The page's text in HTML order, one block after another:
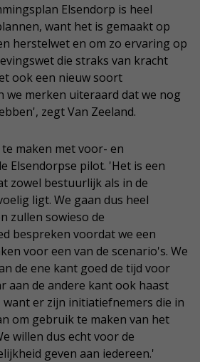
Elsendorp is heel
want het is gemaakt op
herstelwet en om zo ervaring op
die straks van kracht
ook een nieuw soort
we merken uiteraard dat we nog
zegt Van Zeeland.
maken met voor- en
Elsendorpse pilot. 'Het is een
zowel bestuurlijk als in de
ligt. We gaan dus heel
zullen sowieso de
bespreken voordat we een
voor een van de scenario's. We
de ene kant goed de tijd voor
aan de andere kant ook haast
want er zijn initiatiefnemers die in
om gebruik te maken van het
willen dus echt voor de
geven aan iedereen.'